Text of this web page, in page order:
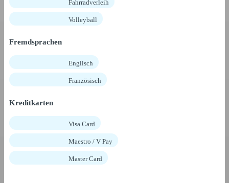
Fahrradverleih
Volleyball
Fremdsprachen
Englisch
Französisch
Kreditkarten
Visa Card
Maestro / V Pay
Master Card